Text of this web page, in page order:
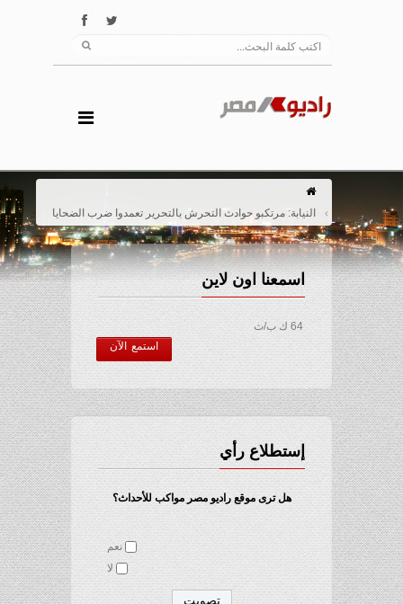
النيابة: مرتكبو حوادث التحرش بالتحرير تعمدوا ضرب الضحايا
اسمعنا اون لاين
64 ك ب/ث
استمع الآن
إستطلاع رأي
هل ترى موقع راديو مصر مواكب للأحداث؟
نعم
لا